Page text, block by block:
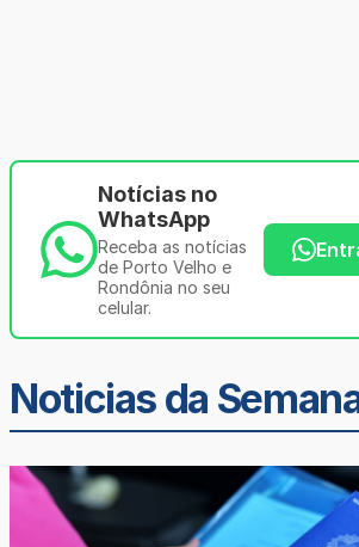
Notícias no
WhatsApp
Receba as notícias
de Porto Velho e
Rondônia no seu
celular.
Noticias da